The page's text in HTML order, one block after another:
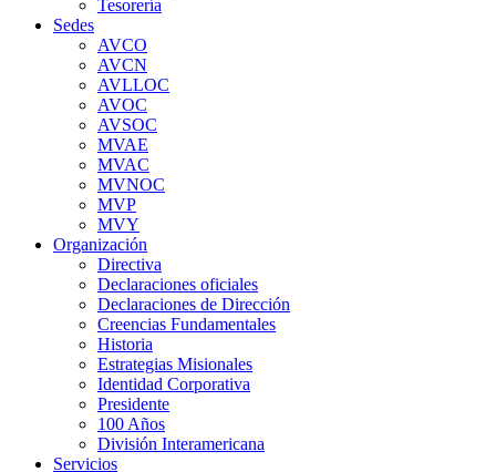
Tesorería
Sedes
AVCO
AVCN
AVLLOC
AVOC
AVSOC
MVAE
MVAC
MVNOC
MVP
MVY
Organización
Directiva
Declaraciones oficiales
Declaraciones de Dirección
Creencias Fundamentales
Historia
Estrategias Misionales
Identidad Corporativa
Presidente
100 Años
División Interamericana
Servicios